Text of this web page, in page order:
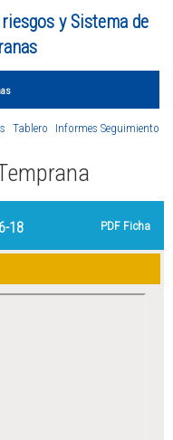
y Sistema de
Tablero Informes Seguimiento
18 PDF Ficha